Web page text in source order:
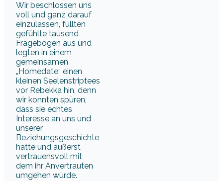
Wir beschlossen uns
voll und ganz darauf
einzulassen, füllten
gefühlte tausend
Fragebögen aus und
legten in einem
gemeinsamen
„Homedate“ einen
kleinen Seelenstriptees
vor Rebekka hin, denn
wir konnten spüren,
dass sie echtes
Interesse an uns und
unserer
Beziehungsgeschichte
hatte und äußerst
vertrauensvoll mit
dem ihr Anvertrauten
umgehen würde.